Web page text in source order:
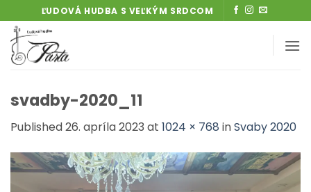
to
content
ĽUDOVÁ HUDBA S VEĽKÝM SRDCOM
svadby-2020_11
Published26. apríla 2023 at 1024 × 768 inSvaby 2020